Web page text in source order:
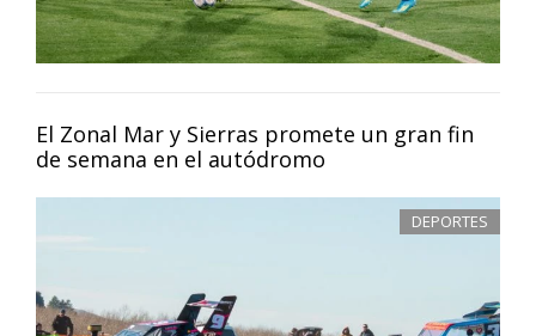
El Zonal Mar y Sierras promete un gran fin
de semana en el autódromo
DEPORTES